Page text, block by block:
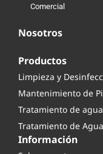
Comercial
Nosotros
Productos
Limpieza y
Mantenimiento de
Tratamiento de
Tratamiento de
Información